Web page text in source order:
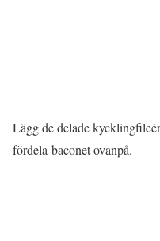
Lägg de delade
fördela baconet ovanpå.